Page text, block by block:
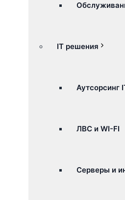
IT решения
Аутсорсинг
ЛВС и WI-FI
Серверы и